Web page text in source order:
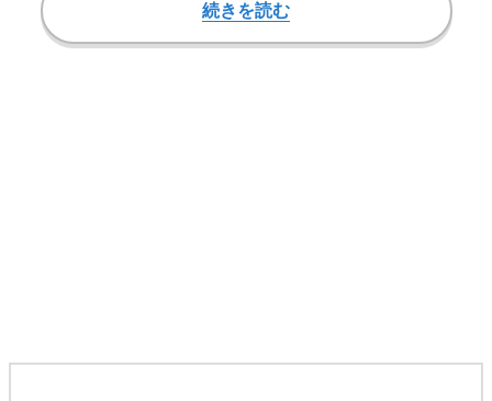
続きを読む